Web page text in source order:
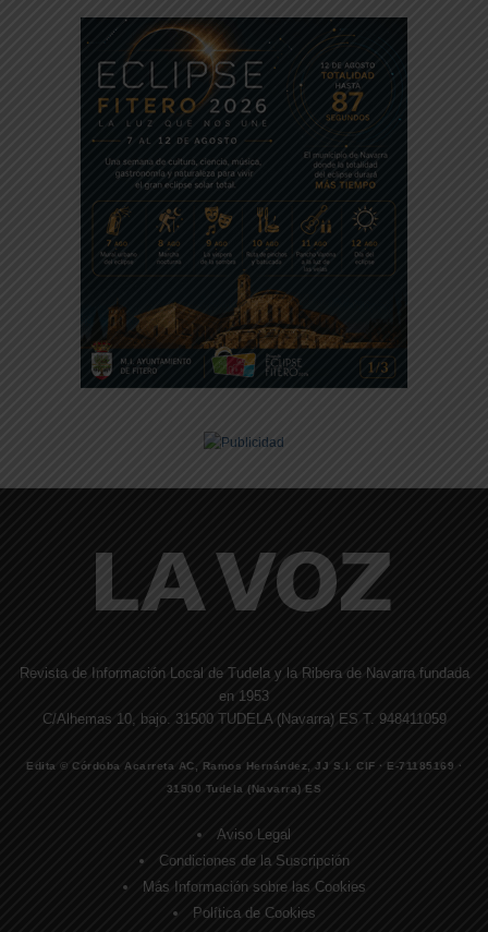
Revista de Información Local de Tudela y la Ribera de Navarra fundada
en 1953
C/Alhemas 10, bajo. 31500 TUDELA (Navarra) ES T. 948411059
Edita © Córdoba Acarreta AC, Ramos Hernández, JJ S.I. CIF · E-71185169 ·
31500 Tudela (Navarra) ES
Aviso Legal
Condiciones de la Suscripción
Más Información sobre las Cookies
Política de Cookies